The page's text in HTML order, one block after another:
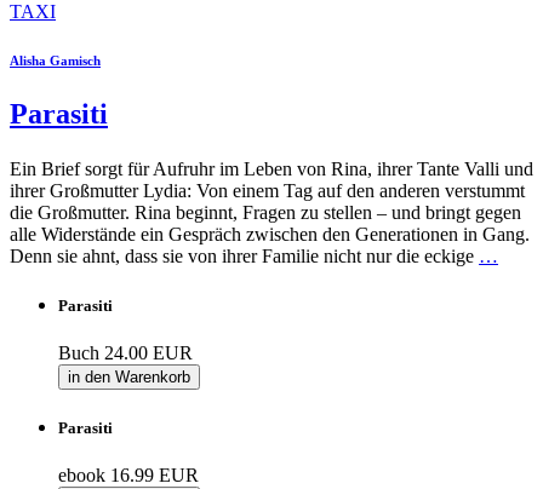
TAXI
Alisha Gamisch
Parasiti
Ein Brief sorgt für Aufruhr im Leben von Rina, ihrer Tante Valli und
ihrer Großmutter Lydia: Von einem Tag auf den anderen verstummt
die Großmutter. Rina beginnt, Fragen zu stellen – und bringt gegen
alle Widerstände ein Gespräch zwischen den Generationen in Gang.
Denn sie ahnt, dass sie von ihrer Familie nicht nur die eckige …
Parasiti
Buch 24.00 EUR
in den Warenkorb
Parasiti
ebook 16.99 EUR